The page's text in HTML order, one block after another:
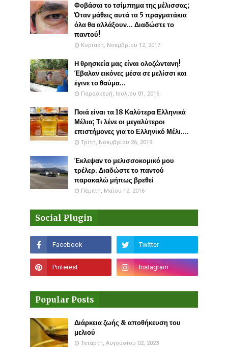
Φοβάσαι το τσίμπημα της μέλισσας;
Όταν μάθεις αυτά τα 5 πραγματάκια
όλα θα αλλάξουν... Διαδώστε το
παντού!
Κυριακή, Νοεμβρίου 12, 2017
Η θρησκεία μας είναι ολοζώντανη!
Έβαλαν εικόνες μέσα σε μελίσσι και
έγινε το θαύμα...
Παρασκευή, Ιουλίου 01, 2016
Ποιά είναι τα 18 Καλύτερα Ελληνικά
Μέλια; Τι λένε οι μεγαλύτεροι
επιστήμονες για το Ελληνικό Μέλι....
Τρίτη, Νοεμβρίου 26, 2019
Έκλεψαν το μελισσοκομικό μου
τρέλερ. Διαδώστε το παντού
παρακαλώ μήπως βρεθεί
Πέμπτη, Μαΐου 12, 2016
Social Plugin
Popular Posts
Διάρκεια ζωής & αποθήκευση του
μελιού
Τετάρτη, Αυγούστου 02, 2023